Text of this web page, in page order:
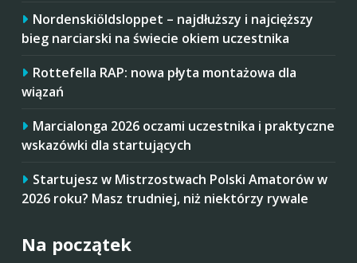
Nordenskiöldsloppet – najdłuższy i najcięższy
bieg narciarski na świecie okiem uczestnika
Rottefella RAP: nowa płyta montażowa dla
wiązań
Marcialonga 2026 oczami uczestnika i praktyczne
wskazówki dla startujących
Startujesz w Mistrzostwach Polski Amatorów w
2026 roku? Masz trudniej, niż niektórzy rywale
Na początek